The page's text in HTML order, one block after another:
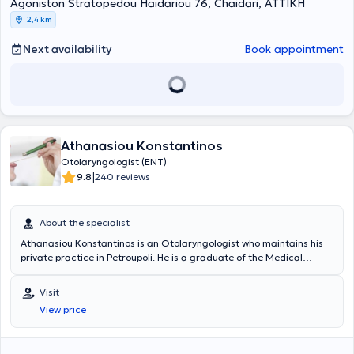
conditions that affect a large proportion of patients.
Agoniston Stratopedou Haidariou 76, Chaidari, ΑΤΤΙΚΗ
2,4 km
Next availability Book appointment
Athanasiou Konstantinos
Otolaryngologist (ENT)
9.8|240 reviews
About the specialist
Athanasiou Konstantinos is an Otolaryngologist who maintains his
private practice in Petroupoli. He is a graduate of the Medical
procedures, and has extensive experience in the management of
epistaxis and allergic rhinitis. Additionally, he currently collaborates
with the Peristeri Medical Center, the Athenian Clinic, Iaso General
and Pediatric Hospitals, as well as the ORL Athens Clinic. Since
Visit
View price